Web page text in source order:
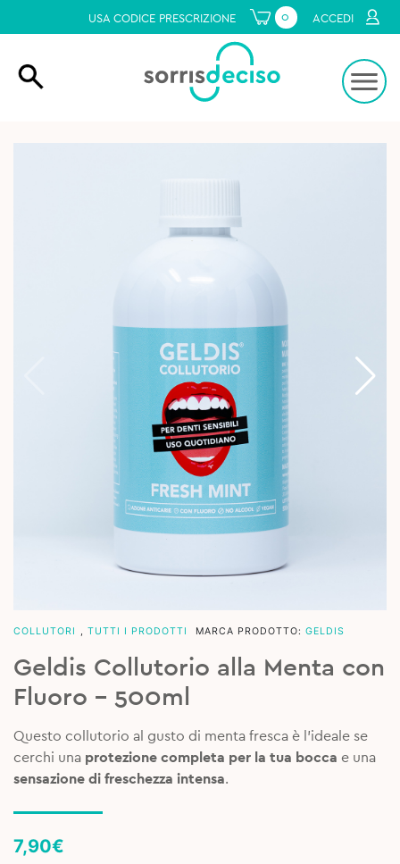
USA CODICE PRESCRIZIONE 0 ACCEDI
COLLUTORI TUTTI I PRODOTTI MARCA PRODOTTO: GELDIS
Geldis Collutorio alla Menta con
Fluoro – 500ml
Questo collutorio al gusto di menta fresca è l’ideale se
cerchi una protezione completa per la tua bocca e una
sensazione di freschezza intensa.
7,90€